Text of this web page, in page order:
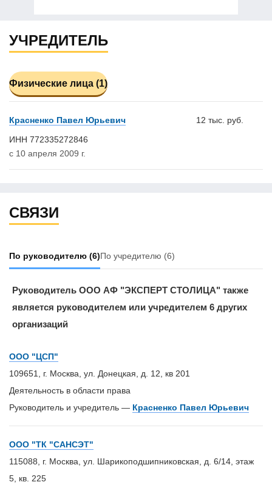
УЧРЕДИТЕЛЬ
Физические лица (1)
Красненко Павел Юрьевич
ИНН 772335272846
с 10 апреля 2009 г.
12 тыс. руб.
СВЯЗИ
По руководителю (6)По учредителю (6)
Руководитель ООО АФ "ЭКСПЕРТ СТОЛИЦА" также
является руководителем или учредителем 6 других
организаций
ООО "ЦСП"
109651, г. Москва, ул. Донецкая, д. 12, кв 201
Деятельность в области права
Руководитель и учредитель — Красненко Павел Юрьевич
ООО "ТК "САНСЭТ"
115088, г. Москва, ул. Шарикоподшипниковская, д. 6/14, этаж
5, кв. 225